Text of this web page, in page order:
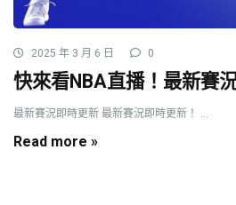
2025 年 3 月 6 日 0
快來看NBA直播！最新賽
最新賽況即時更新 最新賽況即時更新！ ...
Read more »